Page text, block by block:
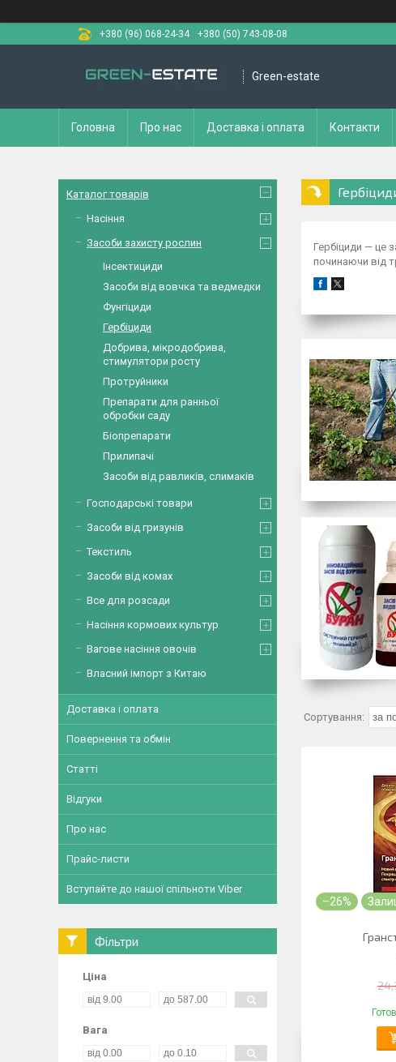
+380 (96) 068-24-34
+380 (50) 743-08-08
Green-estate
Головна Про нас Доставка і оплата Контакти
Гербіциди — це
починаючи від
–26%
Каталог товарів
Насіння
Засоби захисту рослин
Інсектициди
Засоби від вовчка та ведмедки
Фунгіциди
Гербіциди
Добрива, мікродобрива,
стимулятори росту
Протруйники
Препарати для ранньої
обробки саду
Біопрепарати
Прилипачі
Засоби від равликів, слимаків
Господарські товари
Засоби від гризунів
Текстиль
Засоби від комах
Все для розсади
Насіння кормових культур
Вагове насіння овочів
Власний імпорт з Китаю
Доставка і оплата
Повернення та обмін
Статті
Відгуки
Про нас
Прайс-листи
Вступайте до нашої спільноти Viber
Фільтри
Ціна
Вага